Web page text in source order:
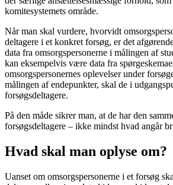
komitesystemets område.
Når man skal vurdere, hvorvidt
deltagere i et konkret forsøg, er det
data fra omsorgspersonerne i målingen af
kan eksempelvis være data fra
omsorgspersonernes oplevelser under
målingen af endepunkter, skal de i
forsøgsdeltagere.
På den måde sikrer man, at de har den
forsøgsdeltagere – ikke mindst hvad angår
Hvad skal man oplyse om?
Uanset om omsorgspersonerne i et forsøg